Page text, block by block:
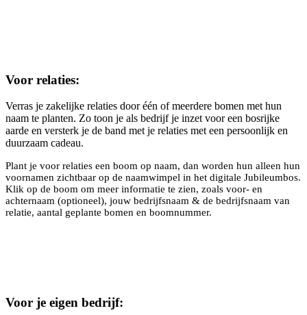
Voor relaties:
Verras je zakelijke relaties door één of meerdere bomen met hun
naam te planten. Zo toon je als bedrijf je inzet voor een bosrijke
aarde en versterk je de band met je relaties met een persoonlijk en
duurzaam cadeau.
Plant je voor relaties een boom op naam, dan worden hun alleen hun
voornamen zichtbaar op de naamwimpel in het digitale Jubileumbos.
Klik op de boom om meer informatie te zien, zoals voor- en
achternaam (optioneel), jouw bedrijfsnaam & de bedrijfsnaam van
relatie, aantal geplante bomen en boomnummer.
Voor je eigen bedrijf: